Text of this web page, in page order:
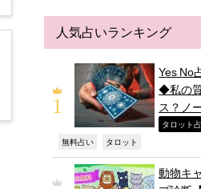
人気占いランキング
Yes No
◆私の
ス？ノ
タロット
無料占い タロット
動物キ